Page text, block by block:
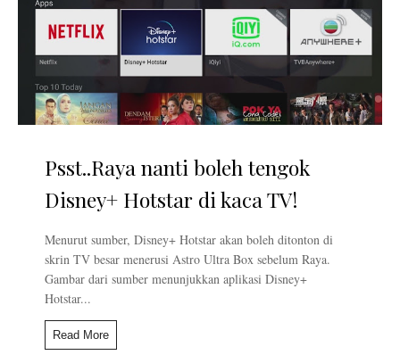
Psst..Raya nanti boleh tengok
Disney+ Hotstar di kaca TV!
Menurut sumber, Disney+ Hotstar akan boleh ditonton di
skrin TV besar menerusi Astro Ultra Box sebelum Raya.
Gambar dari sumber menunjukkan aplikasi Disney+
Hotstar...
Read More